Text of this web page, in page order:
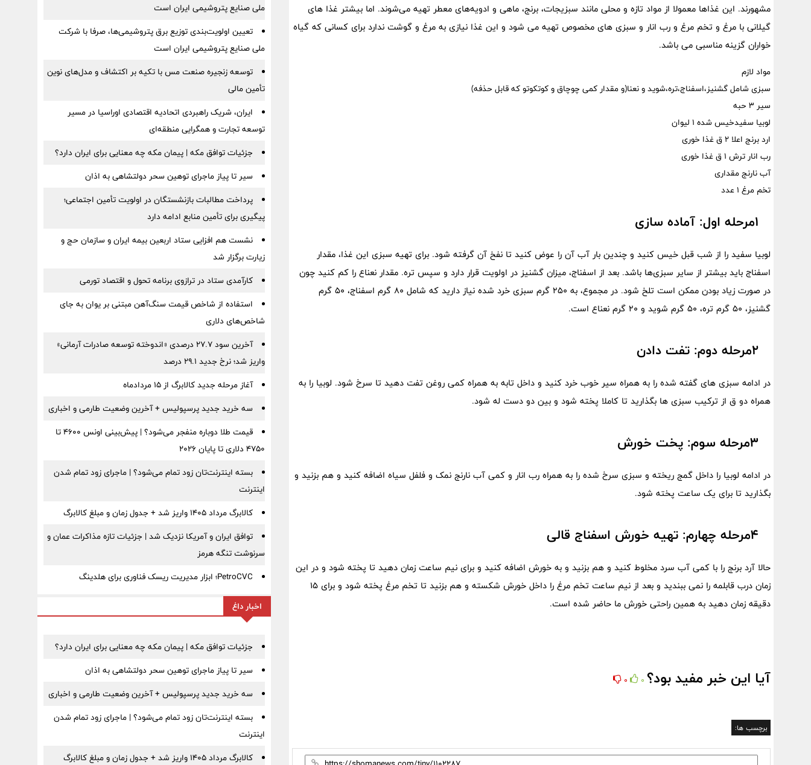
مشهورند. این غذاها معمولا از مواد تازه و محلی مانند سبزیجات، برنج، ماهی و ادویه‌های معطر تهیه می‌شوند. اما بیشتر غذا های
گیلانی با مرغ و تخم مرغ و رب انار و سبزی های مخصوص تهیه می شود و این غذا نیازی به مرغ و گوشت ندارد برای کسانی که گیاه
خواران گزینه مناسبی می باشد.
مواد لازم
سبزی شامل گشنیز،اسفناج،تره،شوید و نعنا(و مقدار کمی چوچاق و کوتکوتو که قابل حذفه)
سیر 3 حبه
لوبیا سفیدخیس شده 1 لیوان
ارد برنج اعلا 2 ق غذا خوری
رب انار ترش 1 ق غذا خوری
آب نارنج مقداری
تخم مرغ 1 عدد
1مرحله اول: آماده سازی
لوبیا سفید را از شب قبل خیس کنید و چندین بار آب آن را عوض کنید تا نفخ آن گرفته شود. برای تهیه سبزی این غذا، مقدار
اسفناج باید بیشتر از سایر سبزی‌ها باشد. بعد از اسفناج، میزان گشنیز در اولویت قرار دارد و سپس تره. مقدار نعناع را کم کنید چون
در صورت زیاد بودن ممکن است تلخ شود. در مجموع، به 250 گرم سبزی خرد شده نیاز دارید که شامل 80 گرم اسفناج، 50 گرم
گشنیز، 50 گرم تره، 50 گرم شوید و 20 گرم نعناع است.
2مرحله دوم: تفت دادن
در ادامه سبزی های گفته شده را به همراه سیر خوب خرد کنید و داخل تابه به همراه کمی روغن تفت دهید تا سرخ شود. لوبیا را به
همراه دو ق از ترکیب سبزی ها بگذارید تا کاملا پخته شود و بین دو دست له شود.
3مرحله سوم: پخت خورش
در ادامه لوبیا را داخل گمج ریخته و سبزی سرخ شده را به همراه رب انار و کمی آب نارنج نمک و فلفل سیاه اضافه کنید و هم بزنید و
بگذارید تا برای یک ساعت پخته شود.
4مرحله چهارم: تهیه خورش اسفناج قالی
حالا آرد برنج را با کمی آب سرد مخلوط کنید و هم بزنید و به خورش اضافه کنید و برای نیم ساعت زمان دهید تا پخته شود و در این
زمان درب قابلمه را نمی ببندید و بعد از نیم ساعت تخم مرغ را داخل خورش شکسته و هم بزنید تا تخم مرغ پخته شود و برای 15
دقیقه زمان دهید به همین راحتی خورش ما حاضر شده است.
آیا این خبر مفید بود؟ 0
0
برچسب ها:
ملی صنایع پتروشیمی ایران است
تعیین اولویت‌بندی توزیع برق پتروشیمی‌ها، صرفا با شرکت
ملی صنایع پتروشیمی ایران است
توسعه زنجیره صنعت مس با تکیه بر اکتشاف و مدل‌های نوین
تأمین مالی
ایران، شریک راهبردی اتحادیه اقتصادی اوراسیا در مسیر
توسعه تجارت و همگرایی منطقه‌ای
جزئیات توافق مکه | پیمان مکه چه معنایی برای ایران دارد؟
سیر تا پیاز ماجرای توهین سحر دولتشاهی به اذان
پرداخت مطالبات بازنشستگان در اولویت تأمین اجتماعی؛
پیگیری برای تأمین منابع ادامه دارد
نشست هم افزایی ستاد اربعین بیمه ایران و سازمان حج و
زیارت برگزار شد
کارآمدی ستاد در ترازوی برنامه تحول و اقتصاد تورمی
استفاده از شاخص قیمت سنگ‌آهن مبتنی بر یوان به جای
شاخص‌های دلاری
آخرین سود ۲۷.۷ درصدی «اندوخته توسعه صادرات آرمانی»
واریز شد؛ نرخ جدید ۲۹.۱ درصد
آغاز مرحله جدید کالابرگ از ۱۵ مردادماه
سه خرید جدید پرسپولیس + آخرین وضعیت طارمی و اخباری
قیمت طلا دوباره منفجر می‌شود؟ | پیش‌بینی اونس ۴۶۰۰ تا
۴۷۵۰ دلاری تا پایان ۲۰۲۶
بسته اینترنت‌تان زود تمام می‌شود؟ | ماجرای زود تمام شدن
اینترنت
کالابرگ مرداد ۱۴۰۵ واریز شد + جدول زمان و مبلغ کالابرگ
توافق ایران و آمریکا نزدیک شد | جزئیات تازه مذاکرات عمان و
سرنوشت تنگه هرمز
PetroCVC؛ ابزار مدیریت ریسک فناوری برای هلدینگ
اخبار داغ
جزئیات توافق مکه | پیمان مکه چه معنایی برای ایران دارد؟
سیر تا پیاز ماجرای توهین سحر دولتشاهی به اذان
سه خرید جدید پرسپولیس + آخرین وضعیت طارمی و اخباری
بسته اینترنت‌تان زود تمام می‌شود؟ | ماجرای زود تمام شدن
اینترنت
کالابرگ مرداد ۱۴۰۵ واریز شد + جدول زمان و مبلغ کالابرگ